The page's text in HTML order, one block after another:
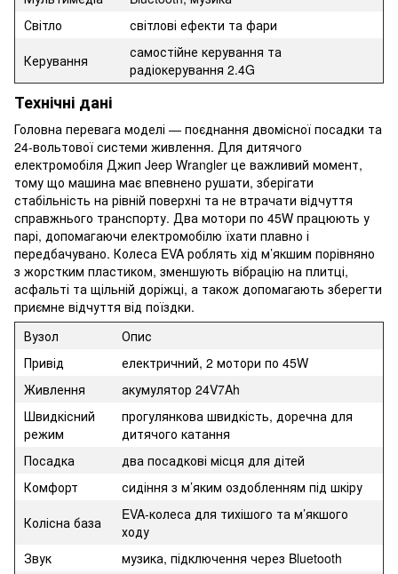
Світло
світлові ефекти та фари
Керування
самостійне керування та
радіокерування 2.4G
Технічні дані
Головна перевага моделі — поєднання двомісної посадки та
24-вольтової системи живлення. Для дитячого
електромобіля Джип Jeep Wrangler це важливий момент,
тому що машина має впевнено рушати, зберігати
стабільність на рівній поверхні та не втрачати відчуття
справжнього транспорту. Два мотори по 45W працюють у
парі, допомагаючи електромобілю їхати плавно і
передбачувано. Колеса EVA роблять хід м’якшим порівняно
з жорстким пластиком, зменшують вібрацію на плитці,
асфальті та щільній доріжці, а також допомагають зберегти
приємне відчуття від поїздки.
Вузол
Опис
Привід
електричний, 2 мотори по 45W
Живлення
акумулятор 24V7Ah
Швидкісний
режим
прогулянкова швидкість, доречна для
дитячого катання
Посадка
два посадкові місця для дітей
Комфорт
сидіння з м’яким оздобленням під шкіру
Колісна база
EVA-колеса для тихішого та м’якшого
ходу
Звук
музика, підключення через Bluetooth